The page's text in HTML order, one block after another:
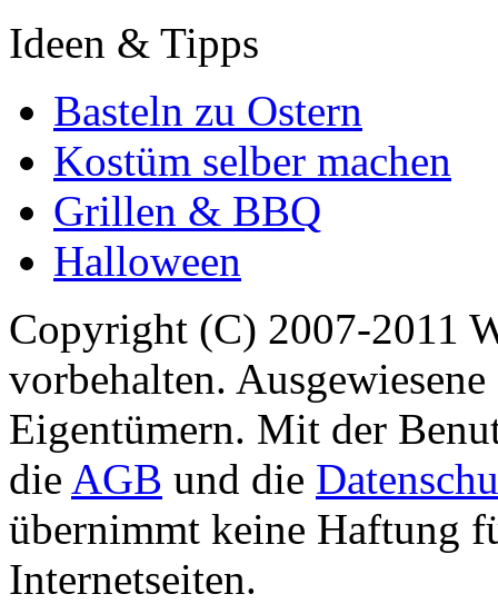
Ideen & Tipps
Basteln zu Ostern
Kostüm selber machen
Grillen & BBQ
Halloween
Copyright (C) 2007-2011
vorbehalten.
Eigentümern. Mit der
die AGB und die
übernimmt keine Haftung
Internetseiten.